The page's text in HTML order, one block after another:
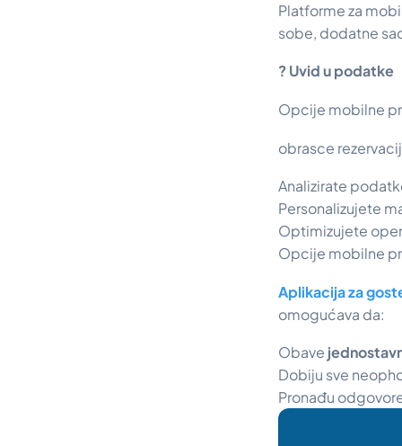
Platforme za
sobe, dodatne
? Uvid u podatke
Opcije mobilne
obrasce
Analizirate
Personalizujete
Optimizujete
Opcije mobilne
Aplikacija za
omogućava da:
Obave
Dobiju sve
Pronađu